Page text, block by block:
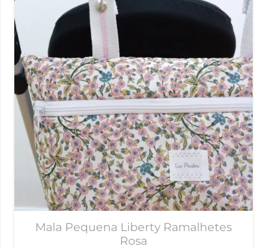
Mala Pequena Liberty Ramalhetes
Rosa